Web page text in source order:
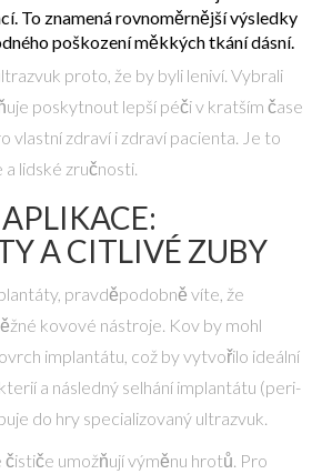
To znamená rovnoměrnější výsledky
poškození měkkých tkání dásní.
proto, že by byli leniví. Vybrali
poskytnout lepší péči v kratším čase
vlastní zdraví i zdraví pacienta. Je to
lidské zručnosti.
A CITLIVÉ ZUBY
pravděpodobně víte, že
kovové nástroje. Kov by mohl
implantátu, což by vytvořilo ideální
a následný selhání implantátu (peri-
do hry specializovaný ultrazvuk.
čističe umožňují výměnu hrotů. Pro